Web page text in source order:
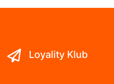
Loyality Klub